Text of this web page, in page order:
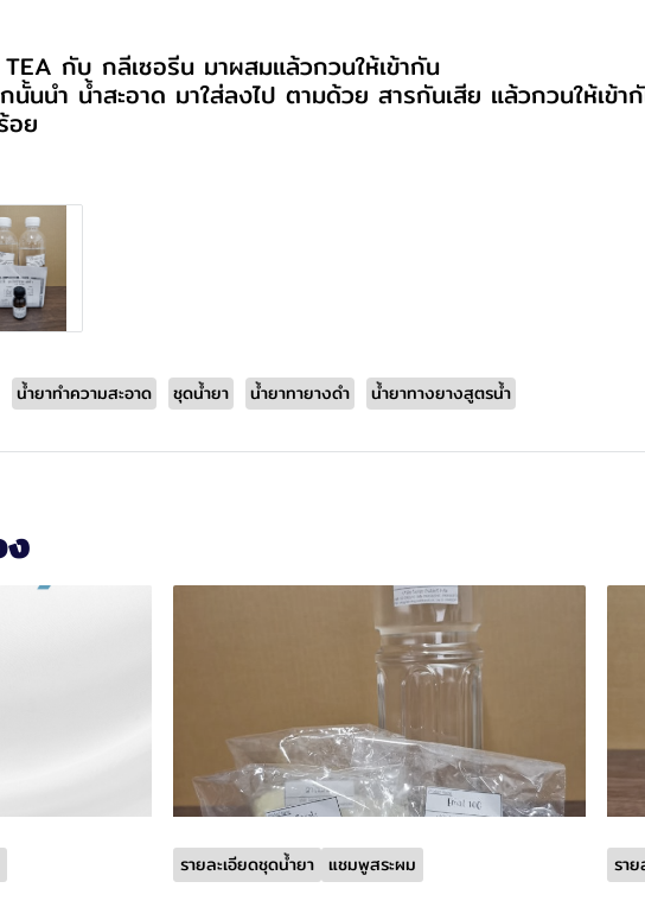
TEA กับ กลีเซอรีน มาผสมแล้วกวนให้เข้ากัน
นั้นนำ น้ำสะอาด มาใส่ลงไป ตามด้วย สารกันเสีย แล้วกวนให้เข้า
อย
น้ำยาทำความสะอาด ชุดน้ำยา น้ำยาทายางดำ น้ำยาทางยางสูตรน้ำ
รายละเอียดชุดน้ำยา แชมพูสระผม รา